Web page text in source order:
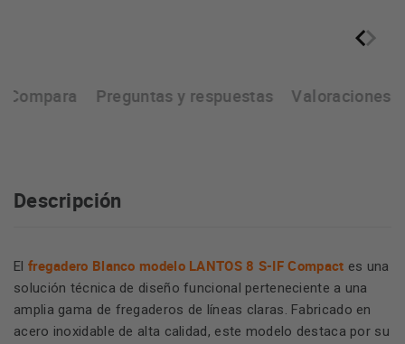
Compara Preguntas y respuestas Valoraciones
Descripción
El fregadero Blanco modelo LANTOS 8 S-IF Compact es una
solución técnica de diseño funcional perteneciente a una
amplia gama de fregaderos de líneas claras. Fabricado en
acero inoxidable de alta calidad, este modelo destaca por su